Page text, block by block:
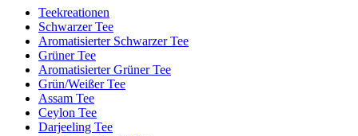
Teekreationen
Schwarzer Tee
Aromatisierter Schwarzer Tee
Grüner Tee
Aromatisierter Grüner Tee
Grün/Weißer Tee
Assam Tee
Ceylon Tee
Darjeeling Tee